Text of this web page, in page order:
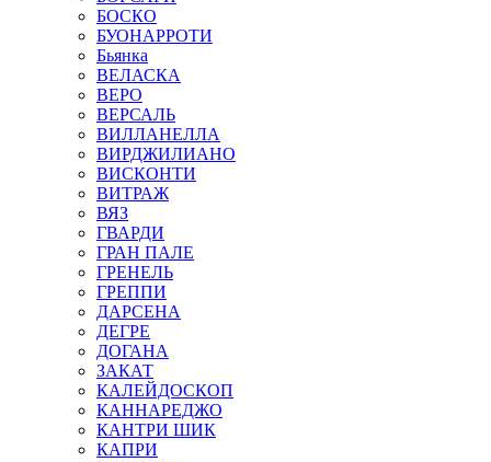
БОСКО
БУОНАРРОТИ
Бьянка
ВЕЛАСКА
ВЕРО
ВЕРСАЛЬ
ВИЛЛАНЕЛЛА
ВИРДЖИЛИАНО
ВИСКОНТИ
ВИТРАЖ
ВЯЗ
ГВАРДИ
ГРАН ПАЛЕ
ГРЕНЕЛЬ
ГРЕППИ
ДАРСЕНА
ДЕГРЕ
ДОГАНА
ЗАКАТ
КАЛЕЙДОСКОП
КАННАРЕДЖО
КАНТРИ ШИК
КАПРИ